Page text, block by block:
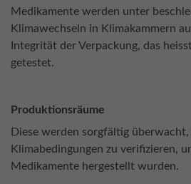
Medikamente werden unter
Klimawechseln in Klimakammern
Integrität der Verpackung, das
getestet.
Produktionsräume
Diese werden sorgfältig überwacht,
Klimabedingungen zu verifizieren,
Medikamente hergestellt wurden.